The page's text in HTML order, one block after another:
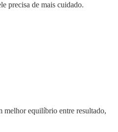
precisa de mais cuidado.
melhor equilíbrio entre resultado,